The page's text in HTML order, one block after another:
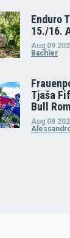
Enduro
15./16.
Aug 09
Bachler
Tjaša
Bull
Aug 08